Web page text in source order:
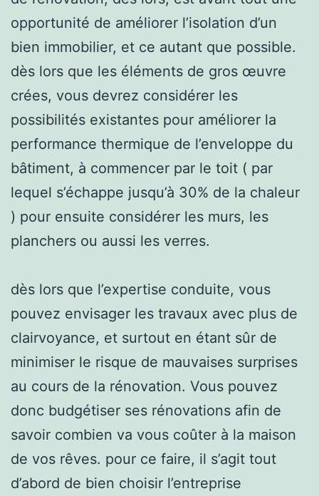
opportunité de améliorer l’isolation d’un
bien immobilier, et ce autant que possible.
dès lors que les éléments de gros œuvre
crées, vous devrez considérer les
possibilités existantes pour améliorer la
performance thermique de l’enveloppe du
bâtiment, à commencer par le toit ( par
lequel s’échappe jusqu’à 30% de la chaleur
) pour ensuite considérer les murs, les
planchers ou aussi les verres.
dès lors que l’expertise conduite, vous
pouvez envisager les travaux avec plus de
clairvoyance, et surtout en étant sûr de
minimiser le risque de mauvaises surprises
au cours de la rénovation. Vous pouvez
donc budgétiser ses rénovations afin de
savoir combien va vous coûter à la maison
de vos rêves. pour ce faire, il s’agit tout
d’abord de bien choisir l’entreprise